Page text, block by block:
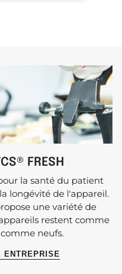
FRESH
la santé du patient
longévité de l'appareil.
une variété de
restent comme
neufs.
ENTREPRISE